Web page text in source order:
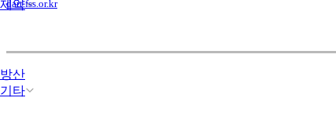
제약
방산
기타
dart.fss.or.kr